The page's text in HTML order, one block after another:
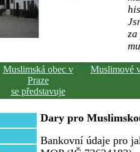
Muslimská obec v
Praze
se představuje
Muslimové
Dary pro
Bankovní údaje pro